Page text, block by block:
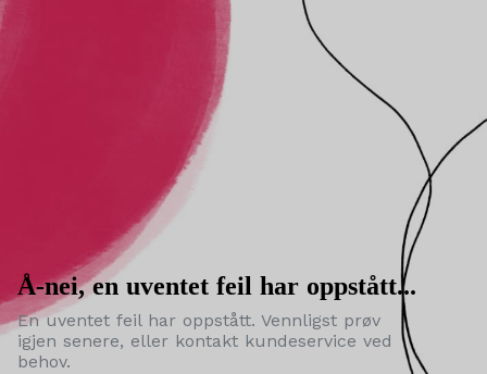
Å-nei, en uventet feil har oppstått...
En uventet feil har oppstått. Vennligst prøv
igjen senere, eller kontakt kundeservice ved
behov.